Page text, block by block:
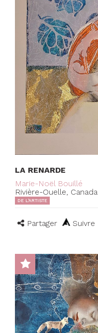
LA RENARDE
Marie-Noël Bouillé
Rivière-Ouelle, Canada
DE L'ARTISTE
Partager Suivre